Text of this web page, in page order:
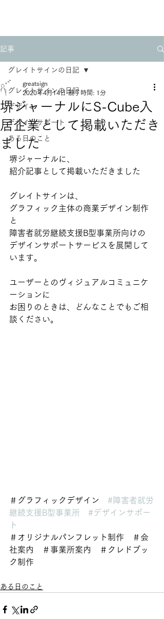
記事
グレイトサインの日記
デザイン
デザインサポート
ある日のこと
グレイトサインの日記
堺ジャーナルにS-Cube入
居企業として掲載いただき
ました
greatsign
2020年4月14日 読了時間: 1分
堺ジャーナルに、
紹介記事として掲載いただきました
グレイトサインは、
グラフィック主体の商業デザイン制作
と
障害者就労継続支援B型事業所向けの
デザインサポートサービスを展開して
います。
ユーザーとのヴィジュアルコミュニケ
ーションに
お困りのときは、どんなことでもご相
談ください。
＃グラフィックデザイン #障害者就労
継続支援B型事業所
#デザインサポー
ト
＃オリジナルパンフレット制作　＃会
社案内　＃事業所案内　＃クレドブッ
ク制作
ある日のこと